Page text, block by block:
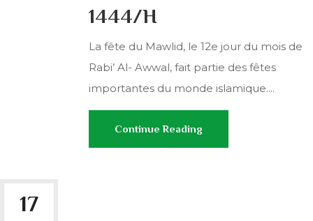
1444/H
La fête du Mawlid, le 12e jour du mois de
Rabi’ Al- Awwal, fait partie des fêtes
importantes du monde islamique....
Continue Reading
17